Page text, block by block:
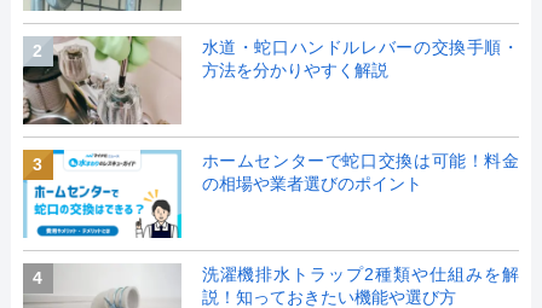
2
水道・蛇口ハンドルレバーの交換手順・
方法を分かりやすく解説
3
ホームセンターで蛇口交換は可能！料金
の相場や業者選びのポイント
4
洗濯機排水トラップ2種類や仕組みを解
説！知っておきたい機能や選び方